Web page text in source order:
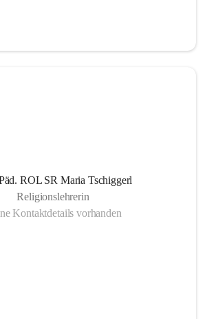
ROL SR Maria Tschiggerl
Religionslehrerin
Kontaktdetails vorhanden